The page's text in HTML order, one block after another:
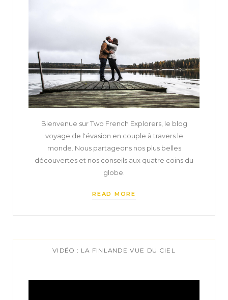
Bienvenue sur Two French Explorers, le blog
voyage de l'évasion en couple à travers le
monde. Nous partageons nos plus belles
découvertes et nos conseils aux quatre coins du
globe.
READ MORE
VIDÉO : LA FINLANDE VUE DU CIEL